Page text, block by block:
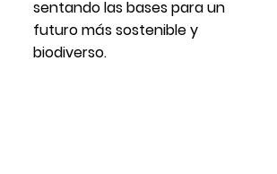
sentando las bases para un
futuro más sostenible y
biodiverso.